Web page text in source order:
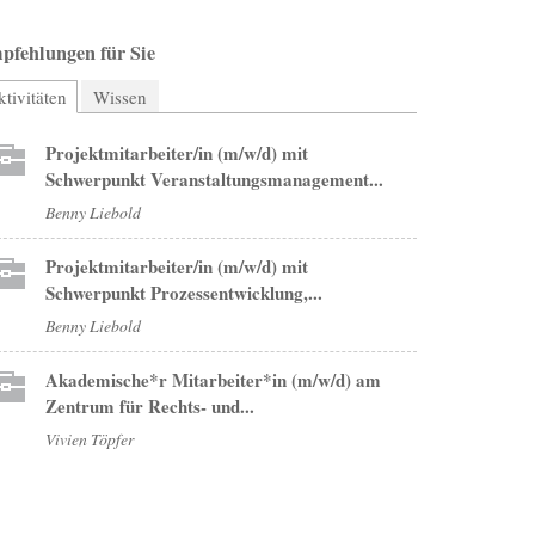
für Sie
(aktiver Reiter)
Wissen
Projektmitarbeiter/in (m/w/d) mit
Schwerpunkt Veranstaltungsmanagement...
Benny Liebold
Projektmitarbeiter/in (m/w/d) mit
Schwerpunkt Prozessentwicklung,...
Benny Liebold
Akademische*r Mitarbeiter*in (m/w/d) am
Zentrum für Rechts- und...
Vivien Töpfer